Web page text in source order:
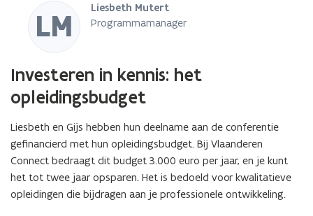
LM Liesbeth Mutert
Programmamanager
Investeren in kennis: het
opleidingsbudget
Liesbeth en Gijs hebben hun deelname aan de conferentie
gefinancierd met hun opleidingsbudget. Bij Vlaanderen
Connect bedraagt dit budget 3.000 euro per jaar, en je kunt
het tot twee jaar opsparen. Het is bedoeld voor kwalitatieve
opleidingen die bijdragen aan je professionele ontwikkeling.